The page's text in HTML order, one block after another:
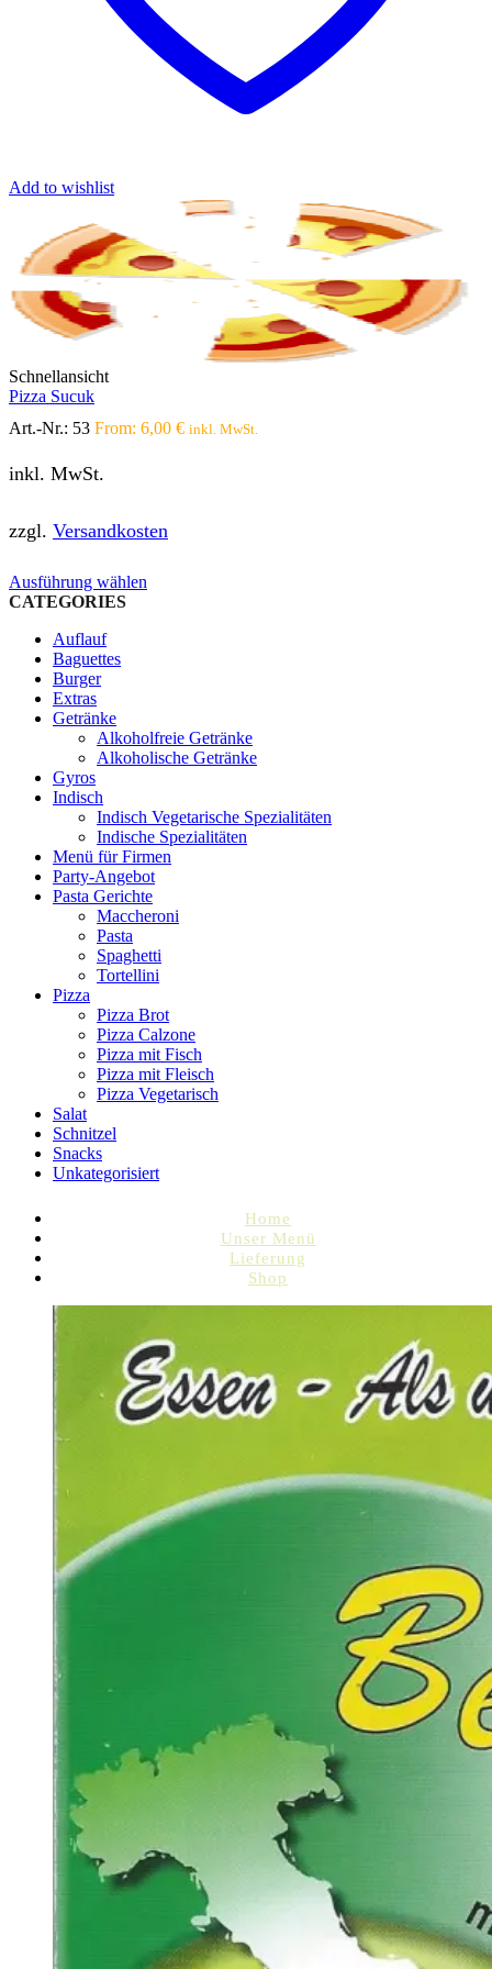
Add to wishlist
Schnellansicht
Pizza Sucuk
Art.-Nr.: 53 From: 6,00 € inkl. MwSt.
inkl. MwSt.
zzgl. Versandkosten
Ausführung wählen
können
auf
gewählt
werden
CATEGORIES
Auflauf
Baguettes
Burger
Extras
Getränke
Alkoholfreie Getränke
Alkoholische Getränke
Gyros
Indisch
Indisch Vegetarische Spezialitäten
Indische Spezialitäten
Menü für Firmen
Party-Angebot
Pasta Gerichte
Maccheroni
Pasta
Spaghetti
Tortellini
Pizza
Pizza Brot
Pizza Calzone
Pizza mit Fisch
Pizza mit Fleisch
Pizza Vegetarisch
Salat
Schnitzel
Snacks
Unkategorisiert
Home
Unser Menü
Lieferung
Shop